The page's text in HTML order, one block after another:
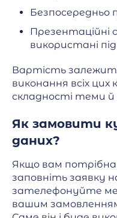
Безпосередньо
Презентаційні
використані
Вартість
виконання всіх
складності теми й
Як замовити
даних?
Якщо вам потрібна
заповніть заявку
зателефонуйте
вашим